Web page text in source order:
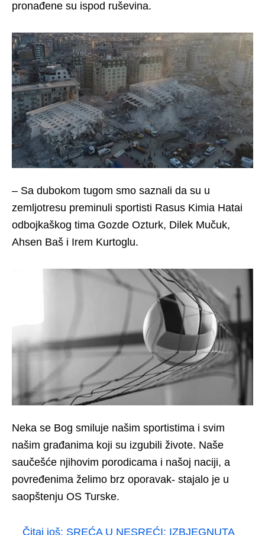
pronađene su ispod ruševina.
– Sa dubokom tugom smo saznali da su u
zemljotresu preminuli sportisti Rasus Kimia Hatai
odbojkaškog tima Gozde Ozturk, Dilek Mučuk,
Ahsen Baš i Irem Kurtoglu.
Neka se Bog smiluje našim sportistima i svim
našim građanima koji su izgubili živote. Naše
saučešće njihovim porodicama i našoj naciji, a
povređenima želimo brz oporavak- stajalo je u
saopštenju OS Turske.
Čitaj još: SREĆA U NESREĆI: IZBJEGNUTA